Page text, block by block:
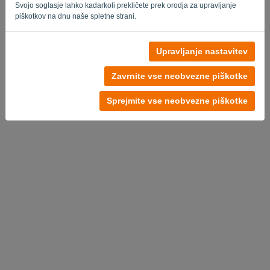
Svojo soglasje lahko kadarkoli prekličete prek orodja za upravljanje
piškotkov na dnu naše spletne strani.
Upravljanje nastavitev
Zavrnite vse neobvezne piškotke
Sprejmite vse neobvezne piškotke
Poskusite brezplačno zdaj
Pogoji in določila